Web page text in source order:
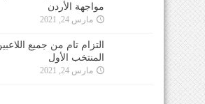
مواجهة الأردن
مارس 24, 2021
التزام تام من جميع
المنتخب الأول
مارس 24, 2021